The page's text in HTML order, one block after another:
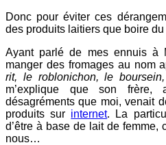
Donc pour éviter ces
des produits laitiers que boire du
Ayant parlé de mes ennuis à
manger des fromages au nom
rit, le roblonichon, le
m’explique que son frère,
désagréments que moi, venait
produits sur internet. La
d’être à base de lait de femme,
nous…